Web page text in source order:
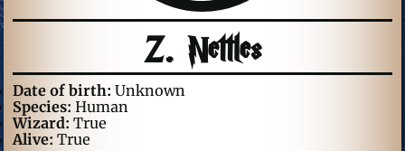
Z. Nettles
Date of birth: Unknown
Species: Human
Wizard: True
Alive: True